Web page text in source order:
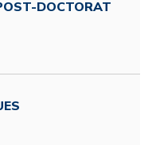
DOCTORAT